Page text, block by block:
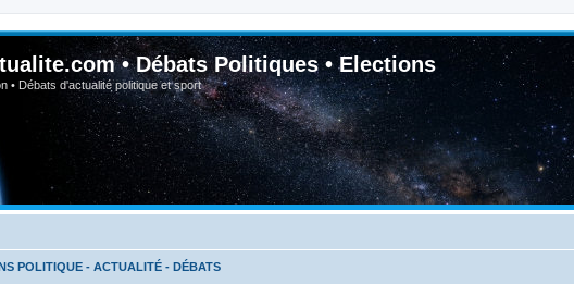
• Débats Politiques • Elections
• Débats d'actualité politique et sport
POLITIQUE - ACTUALITÉ - DÉBATS